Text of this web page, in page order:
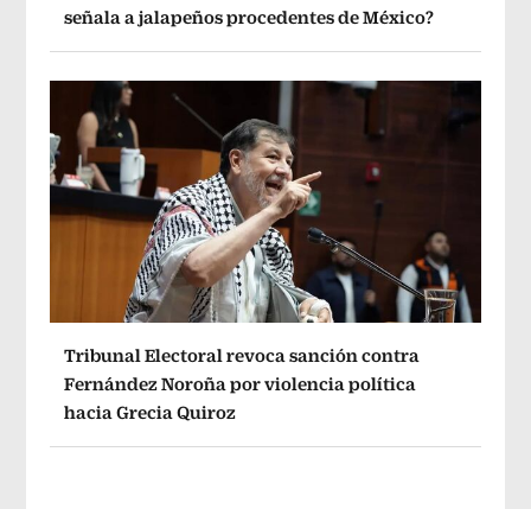
señala a jalapeños procedentes de México?
Tribunal Electoral revoca sanción contra
Fernández Noroña por violencia política
hacia Grecia Quiroz